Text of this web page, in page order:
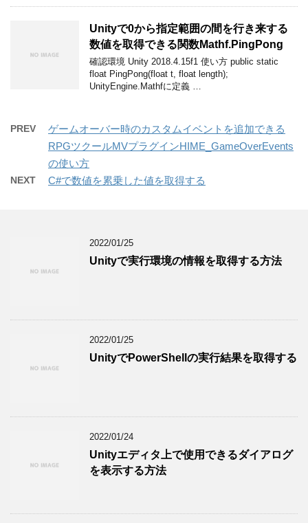
Unityで0から指定範囲の間を行き来する
数値を取得できる関数Mathf.PingPong
確認環境 Unity 2018.4.15f1 使い方 public static
float PingPong(float t, float length);
UnityEngine.Mathfに定義 …
PREV
ゲームオーバー時のカスタムイベントを追加できる
RPGツクールMVプラグインHIME_GameOverEvents
の使い方
NEXT C#で数値を累乗した値を取得する
2022/01/25
Unityで実行環境の情報を取得する方法
2022/01/25
UnityでPowerShellの実行結果を取得する
2022/01/24
Unityエディタ上で使用できるダイアログ
を表示する方法